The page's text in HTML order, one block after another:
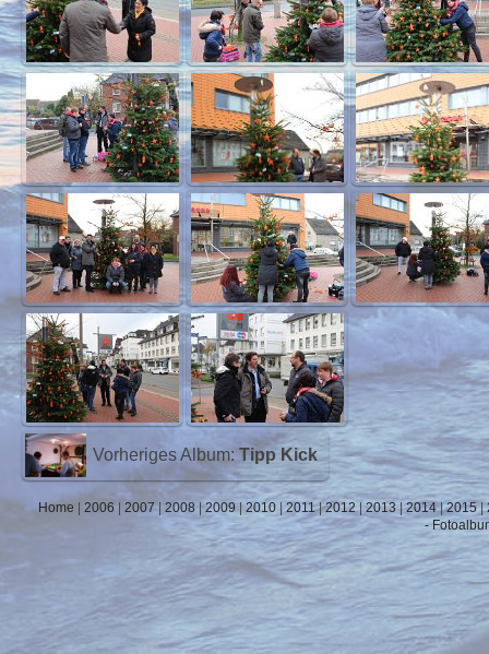
Vorheriges Album:Tipp Kick
Home |2006 |2007|2008 |2009 | 2010 |2011|2012 |2013|2014|2015|
-